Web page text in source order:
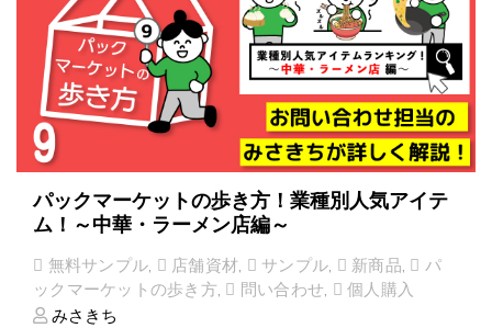
パックマーケットの歩き方！業種別人気アイテ
ム！～中華・ラーメン店編～
無料サンプル, 店舗資材, サンプル, 新商品,
パ
ックマーケットの歩き方, 問い合わせ,
個人購入
みさきち